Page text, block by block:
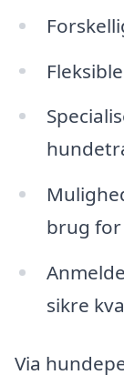
brug
sikre
Via